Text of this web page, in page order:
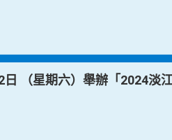
（星期六）舉辦「2024淡